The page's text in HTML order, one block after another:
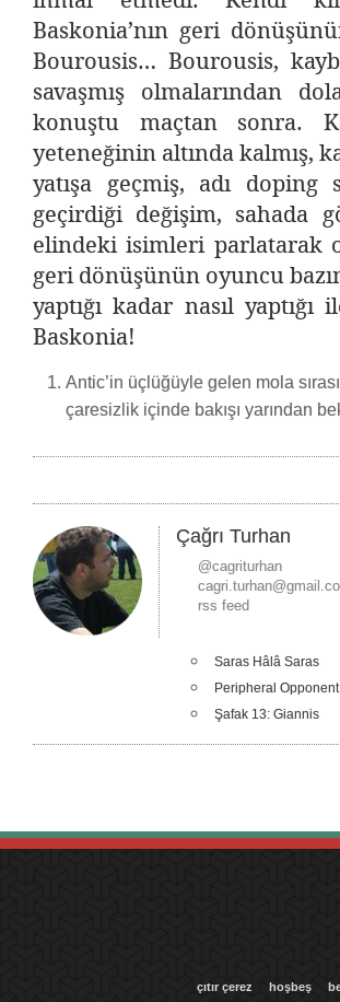
Baskonia’nın geri
Bourousis… Bourousis,
savaşmış olmalarından
konuştu maçtan sonra.
yeteneğinin altında kalmış,
yatışa geçmiş, adı doping
geçirdiği değişim, sahada
elindeki isimleri parlatarak
geri dönüşünün oyuncu
yaptığı kadar nasıl
Baskonia!
Antic’in üçlüğüyle gelen mola
çaresizlik içinde bakışı yarından
Çağrı Turhan
@cagriturhan
rss feed
Saras Hâlâ Saras
Peripheral Opponent
Şafak 13: Giannis
çıtır çerez hoşbeş